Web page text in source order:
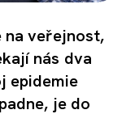
na veřejnost,
nás dva
epidemie
je do